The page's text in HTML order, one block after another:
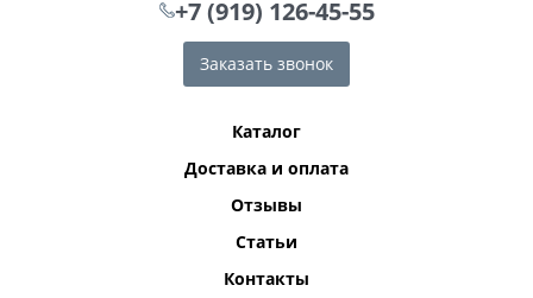
+7 (919) 126-45-55
Заказать звонок
Каталог
Доставка и оплата
Отзывы
Статьи
Контакты